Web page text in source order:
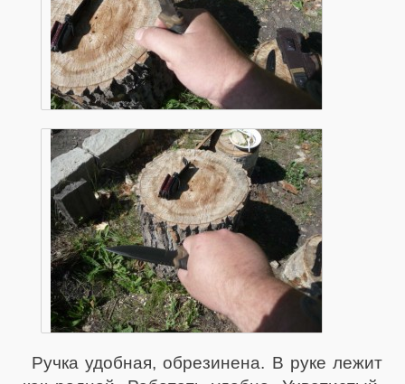
Ручка удобная, обрезинена. В руке лежит